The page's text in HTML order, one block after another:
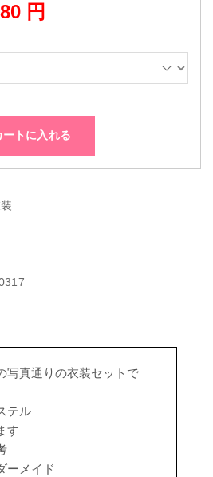
円
ートに入れる
写真通りの衣装セットで
テル
す
ーメイド